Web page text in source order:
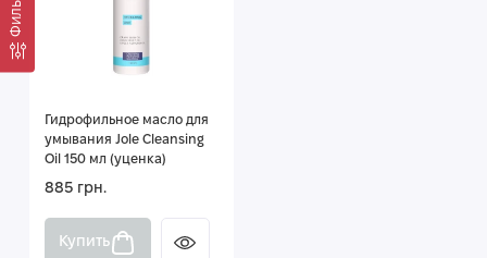
Гидрофильное масло для
умывания Jole Cleansing
Oil 150 мл (уценка)
885 грн.
Купить